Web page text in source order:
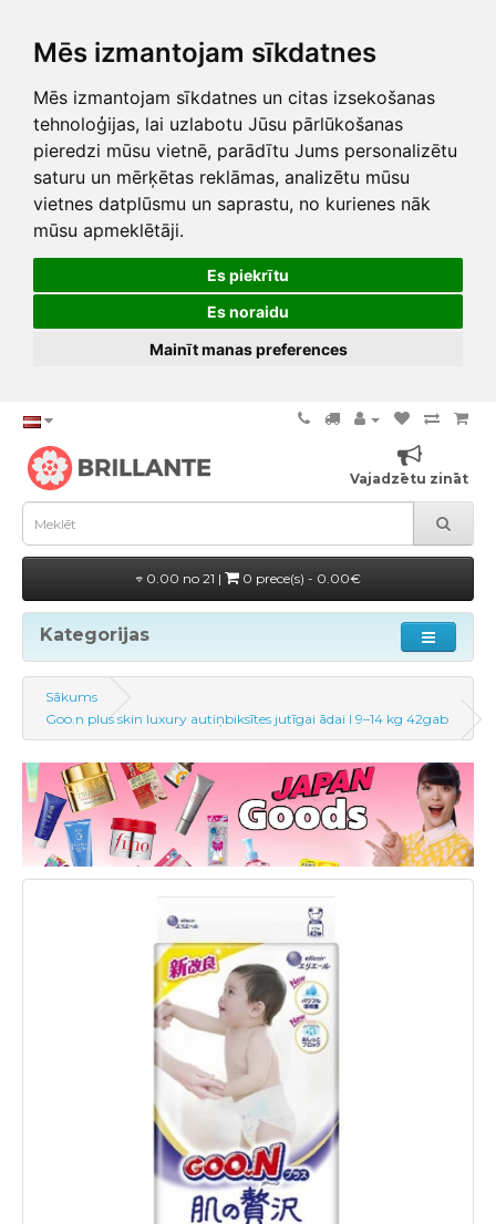
Mēs izmantojam sīkdatnes
Mēs izmantojam sīkdatnes un citas izsekošanas
tehnoloģijas, lai uzlabotu Jūsu pārlūkošanas
pieredzi mūsu vietnē, parādītu Jums personalizētu
saturu un mērķētas reklāmas, analizētu mūsu
vietnes datplūsmu un saprastu, no kurienes nāk
mūsu apmeklētāji.
Es piekrītu
Es noraidu
Mainīt manas preferences
Vajadzētu zināt
0.00 no 21 | 0 prece(s) - 0.00€
Kategorijas
Sākums
Goo.n plus skin luxury autiņbiksītes jutīgai ādai l 9–14 kg 42gab